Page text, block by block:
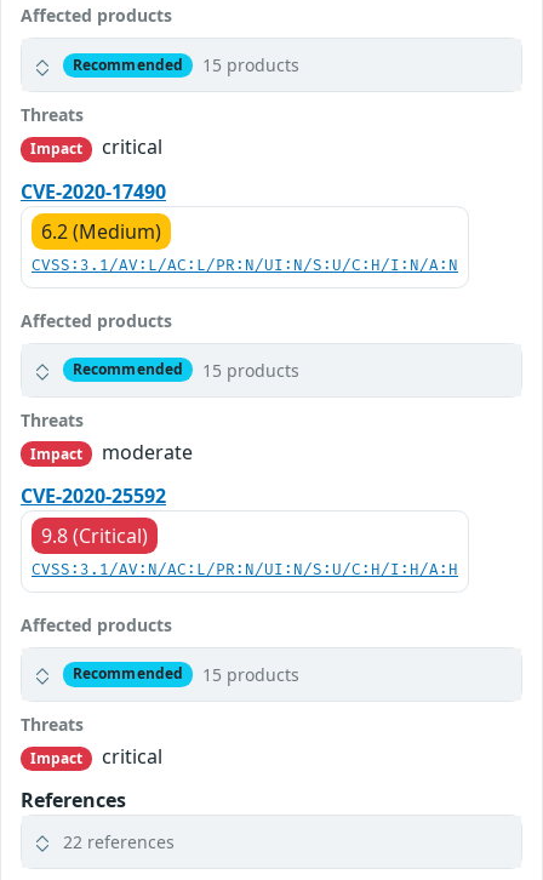
Affected products
Recommended 15 products
Threats
Impact
critical
CVE-2020-17490
6.2 (Medium)
CVSS:3.1/AV:L/AC:L/PR:N/UI:N/S:U/C:H/I:N/A:N
Affected products
Recommended 15 products
Threats
Impact
moderate
CVE-2020-25592
9.8 (Critical)
CVSS:3.1/AV:N/AC:L/PR:N/UI:N/S:U/C:H/I:H/A:H
Affected products
Recommended 15 products
Threats
Impact
critical
References
22 references